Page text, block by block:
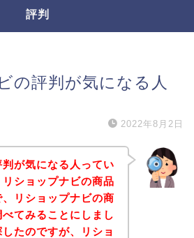
評判
の評判が気になる人
2022年8月2日
が気になる人ってい
ショップナビの商品
リショップナビの商
てみることにしまし
たのですが、リショ